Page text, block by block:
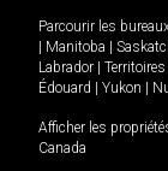
Parcourir les
| Manitoba |
Labrador |
Édouard | Yukon |
Afficher les
Canada